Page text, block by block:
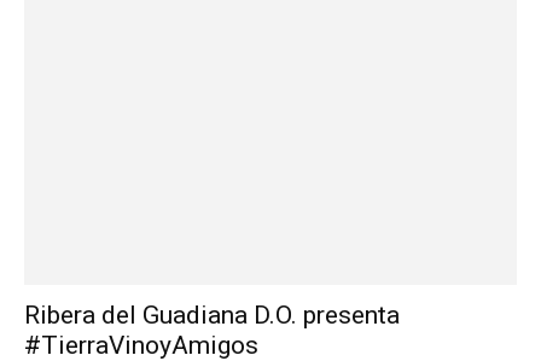
Ribera del Guadiana D.O. presenta
#TierraVinoyAmigos